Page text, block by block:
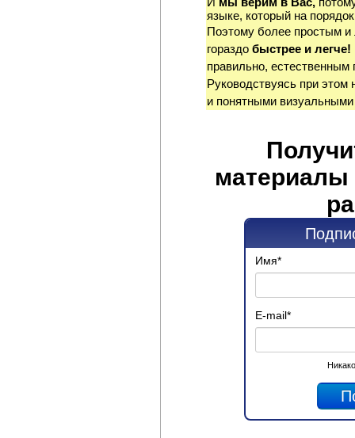
языке, который на
Поэтому более простым
гораздо быстрее и легче!
правильно, естественным
Руководствуясь при
и понятными
материалы
Имя*
E-mail*